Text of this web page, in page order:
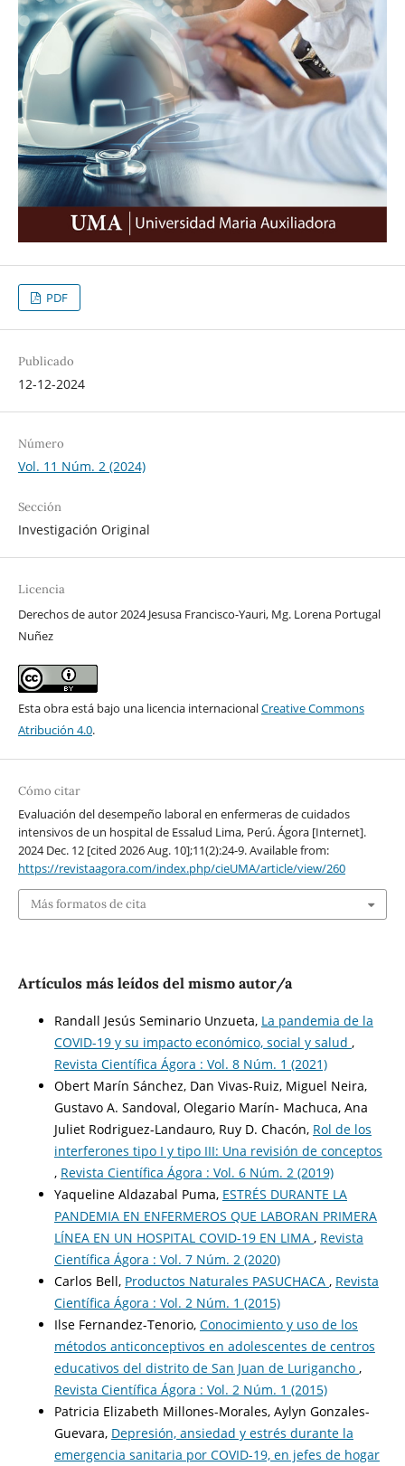
PDF
Publicado
12-12-2024
Número
Vol. 11 Núm. 2 (2024)
Sección
Investigación Original
Licencia
Derechos de autor 2024 Jesusa Francisco-Yauri, Mg. Lorena Portugal
Nuñez
Esta obra está bajo una licencia internacionalCreative Commons
Atribución 4.0.
Cómo citar
Evaluación del desempeño laboral en enfermeras de cuidados
intensivos de un hospital de Essalud Lima, Perú. Ágora [Internet].
2024 Dec. 12 [cited 2026 Aug. 10];11(2):24-9. Available from:
https://revistaagora.com/index.php/cieUMA/article/view/260
Más formatos de cita
Artículos más leídos del mismo autor/a
Randall Jesús Seminario Unzueta, La pandemia de la
COVID-19 y su impacto económico, social y salud ,
Revista Científica Ágora : Vol. 8 Núm. 1 (2021)
Obert Marín Sánchez, Dan Vivas-Ruiz, Miguel Neira,
Gustavo A. Sandoval, Olegario Marín- Machuca, Ana
Juliet Rodriguez-Landauro, Ruy D. Chacón, Rol de los
interferones tipo I y tipo III: Una revisión de conceptos
, Revista Científica Ágora : Vol. 6 Núm. 2 (2019)
Yaqueline Aldazabal Puma, ESTRÉS DURANTE LA
PANDEMIA EN ENFERMEROS QUE LABORAN PRIMERA
LÍNEA EN UN HOSPITAL COVID-19 EN LIMA , Revista
Científica Ágora : Vol. 7 Núm. 2 (2020)
Carlos Bell, Productos Naturales PASUCHACA , Revista
Científica Ágora : Vol. 2 Núm. 1 (2015)
Ilse Fernandez-Tenorio, Conocimiento y uso de los
métodos anticonceptivos en adolescentes de centros
educativos del distrito de San Juan de Lurigancho ,
Revista Científica Ágora : Vol. 2 Núm. 1 (2015)
Patricia Elizabeth Millones-Morales, Aylyn Gonzales-
Guevara, Depresión, ansiedad y estrés durante la
emergencia sanitaria por COVID-19, en jefes de hogar